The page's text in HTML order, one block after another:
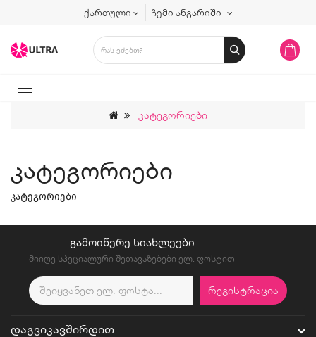
ქართული ჩემი ანგარიში
Კატეგორიები
Კატეგორიები
კატეგორიები
ᲒᲐᲛᲝᲘᲬᲔᲠᲔ ᲡᲘᲐᲮᲚᲔᲔᲑᲘ
მიიღე სპეციალური შეთავაზებები ელ. ფოსტით
ᲠᲔᲒᲘᲡᲢᲠᲐᲪᲘᲐ
ᲓᲐᲒᲕᲘᲙᲐᲕᲨᲘᲠᲓᲘᲗ